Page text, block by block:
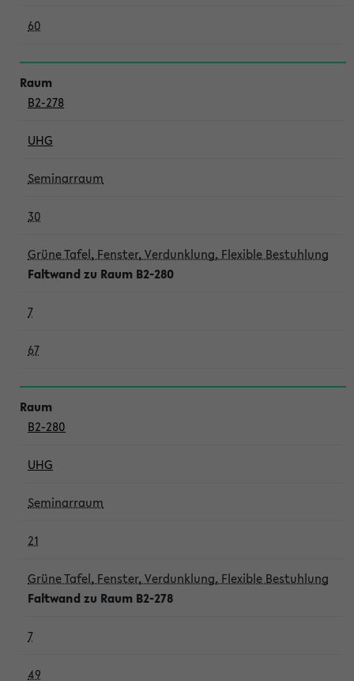
60
B2-278
UHG
Seminarraum
30
Grüne Tafel, Fenster, Verdunklung, Flexible Bestuhlung
Faltwand zu Raum B2-280
7
67
B2-280
UHG
Seminarraum
21
Grüne Tafel, Fenster, Verdunklung, Flexible Bestuhlung
Faltwand zu Raum B2-278
7
49